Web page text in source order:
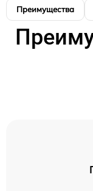
Преимущества